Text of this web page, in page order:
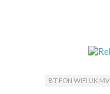
BT FON WIFI UK MV